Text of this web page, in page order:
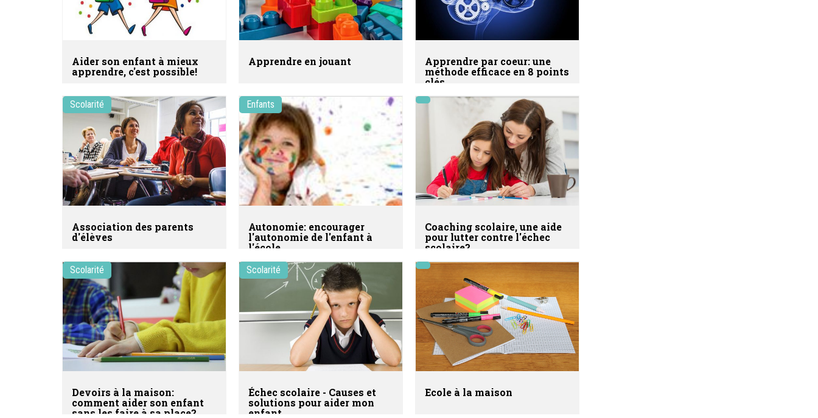
Aider son enfant à mieux
apprendre, c'est possible!
Apprendre en jouant
Apprendre par coeur: une
méthode efficace en 8 points
clés
Scolarité
Association des parents
d'élèves
Enfants
Autonomie: encourager
l'autonomie de l'enfant à
l'école
Coaching scolaire, une aide
pour lutter contre l'échec
scolaire?
Scolarité
Devoirs à la maison:
comment aider son enfant
sans les faire à sa place?
Scolarité
Échec scolaire - Causes et
solutions pour aider mon
enfant
Ecole à la maison